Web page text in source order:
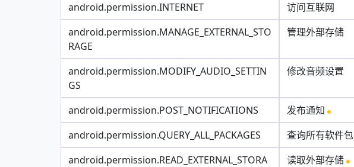
android.permission.INTERNET
访问互联网
android.permission.MANAGE_EXTERNAL_STO
RAGE
管理外部存储
android.permission.MODIFY_AUDIO_SETTIN
GS
修改音频设置
android.permission.POST_NOTIFICATIONS
发布通知
android.permission.QUERY_ALL_PACKAGES
查询所有软件包
android.permission.READ_EXTERNAL_STORA
读取外部存储